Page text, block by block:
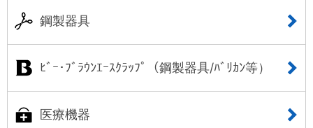
鋼製器具
ﾋﾞｰ･ﾌﾞﾗｳﾝｴｰｽｸﾗｯﾌﾟ（鋼製器具/ﾊﾞﾘｶﾝ等）
医療機器